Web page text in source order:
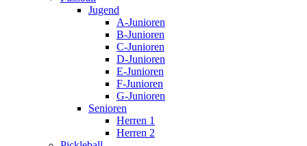
Jugend
A-Junioren
B-Junioren
C-Junioren
D-Junioren
E-Junioren
F-Junioren
G-Junioren
Senioren
Herren 1
Herren 2